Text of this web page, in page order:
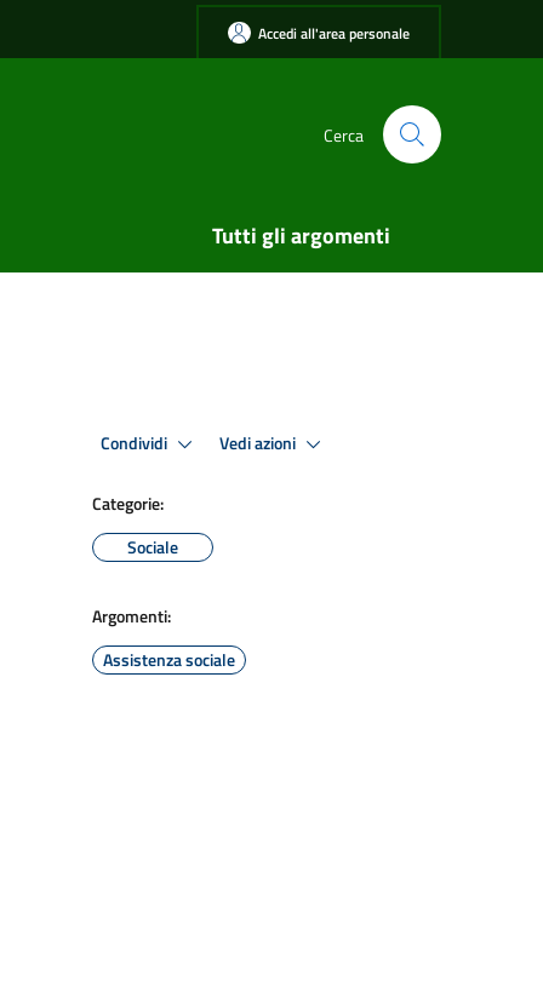
Accedi all'area personale
Cerca
Tutti gli argomenti
Condividi Vedi azioni
Categorie:
Sociale
Argomenti:
Assistenza sociale